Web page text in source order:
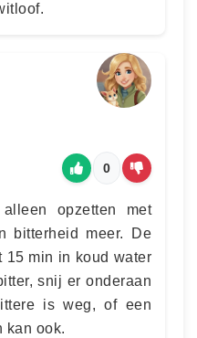
0
opzetten met
bitterheid meer. De
min in koud water
snij er onderaan
is weg, of een
kan ook.